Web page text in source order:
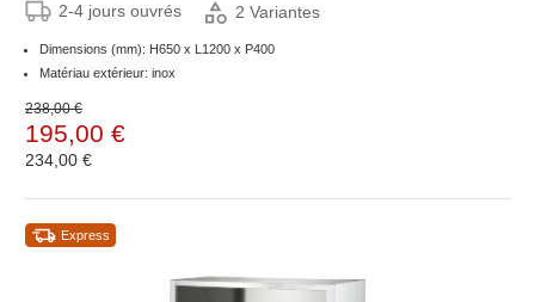
2-4 jours ouvrés 2 Variantes
Dimensions (mm): H650 x L1200 x P400
Matériau extérieur: inox
238,00 €
195,00 €
234,00 €
Express